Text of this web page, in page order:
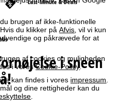
brugen af ikke-funktionelle
du klikker påAfvis , vil vi kun
og påkrævede for at
af cookies og muligheden
i voresCookie-Policy.
kan findes i vores impressum.
og dine rettigheder kan du
.
Last-Minute & Deals
i sneen